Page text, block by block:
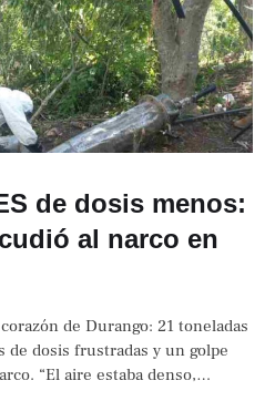
de dosis menos:
al narco en
de Durango: 21 toneladas
dosis frustradas y un golpe
“El aire estaba denso,